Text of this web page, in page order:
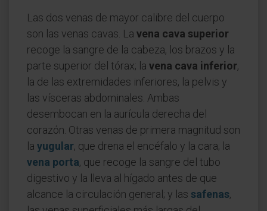
Las dos venas de mayor calibre del cuerpo
son las venas cavas. La vena cava superior
recoge la sangre de la cabeza, los brazos y la
parte superior del tórax; la vena cava inferior,
la de las extremidades inferiores, la pelvis y
las vísceras abdominales. Ambas
desembocan en la aurícula derecha del
corazón. Otras venas de primera magnitud son
la yugular, que drena el encéfalo y la cara; la
vena porta, que recoge la sangre del tubo
digestivo y la lleva al hígado antes de que
alcance la circulación general; y las safenas,